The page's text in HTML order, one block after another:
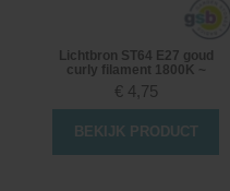
Lichtbron ST64 E27 goud
curly filament 1800K ~
€ 4,75
BEKIJK PRODUCT